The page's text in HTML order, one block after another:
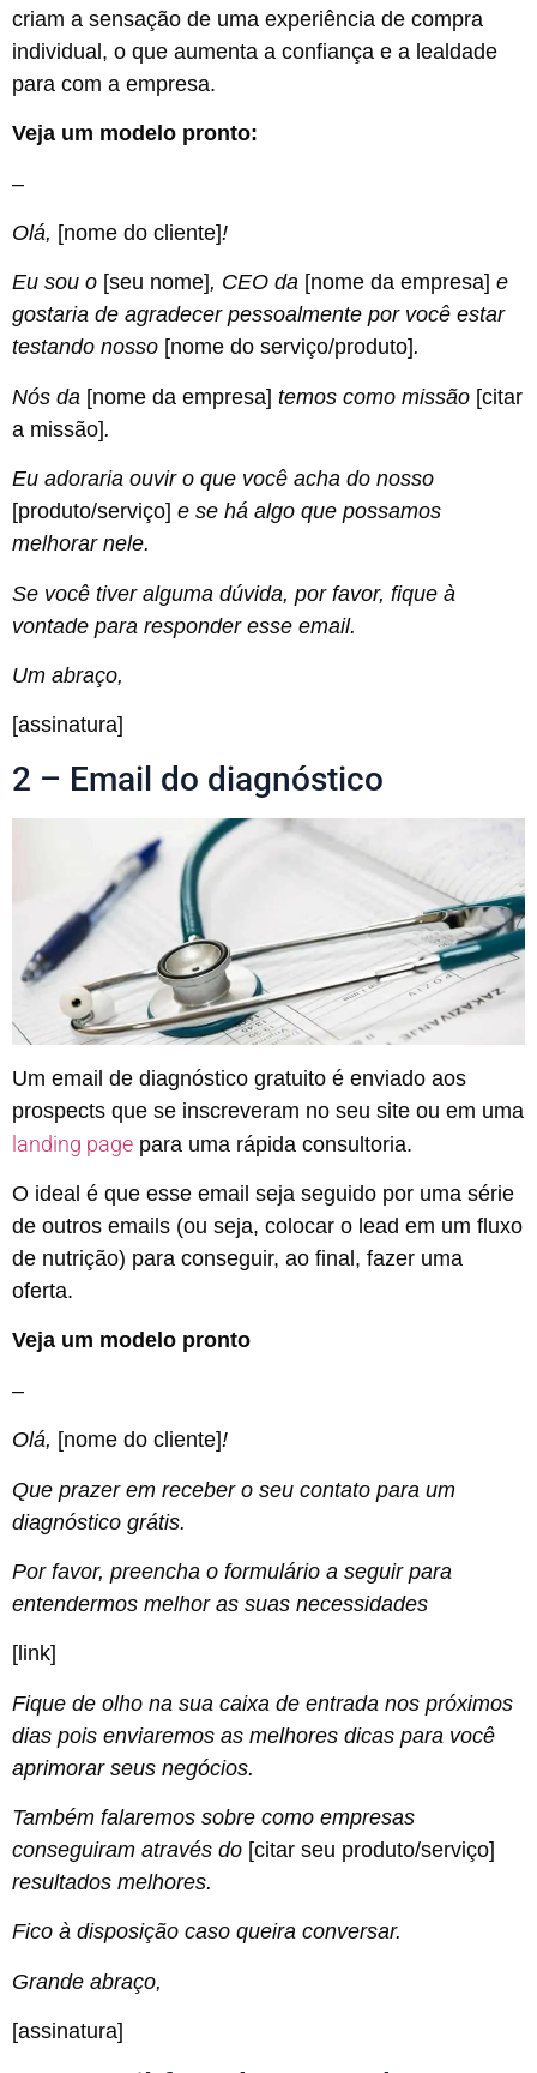
criam a sensação de uma experiência de compra
individual, o que aumenta a confiança e a lealdade
para com a empresa.
Veja um modelo pronto:
–
Olá, [nome do cliente]!
Eu sou o [seu nome], CEO da [nome da empresa] e
gostaria de agradecer pessoalmente por você estar
testando nosso [nome do serviço/produto].
Nós da [nome da empresa] temos como missão [citar
a missão].
Eu adoraria ouvir o que você acha do nosso
[produto/serviço] e se há algo que possamos
melhorar nele.
Se você tiver alguma dúvida, por favor, fique à
vontade para responder esse email.
Um abraço,
[assinatura]
2 – Email do diagnóstico
Um email de diagnóstico gratuito é enviado aos
prospects que se inscreveram no seu site ou em uma
landing page para uma rápida consultoria.
O ideal é que esse email seja seguido por uma série
de outros emails (ou seja, colocar o lead em um fluxo
de nutrição) para conseguir, ao final, fazer uma
oferta.
Veja um modelo pronto
–
Olá, [nome do cliente]!
Que prazer em receber o seu contato para um
diagnóstico grátis.
Por favor, preencha o formulário a seguir para
entendermos melhor as suas necessidades
[link]
Fique de olho na sua caixa de entrada nos próximos
dias pois enviaremos as melhores dicas para você
aprimorar seus negócios.
Também falaremos sobre como empresas
conseguiram através do [citar seu produto/serviço]
resultados melhores.
Fico à disposição caso queira conversar.
Grande abraço,
[assinatura]